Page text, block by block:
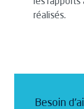
réalisés.
Besoin